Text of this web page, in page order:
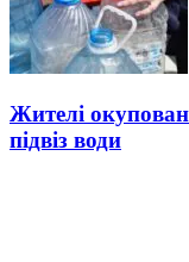
Жителі
підвіз води